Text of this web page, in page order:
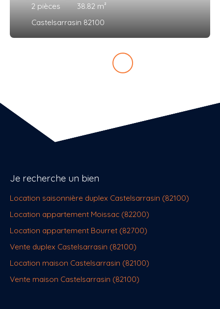
2 pièces 38.82 m²
Castelsarrasin 82100
Je recherche un bien
Location saisonnière duplex Castelsarrasin (82100)
Location appartement Moissac (82200)
Location appartement Bourret (82700)
Vente duplex Castelsarrasin (82100)
Location maison Castelsarrasin (82100)
Vente maison Castelsarrasin (82100)